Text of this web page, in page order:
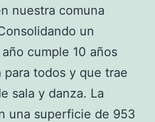
nuestra comuna
un
cumple 10 años
todos y que trae
sala y danza. La
una superficie de 953